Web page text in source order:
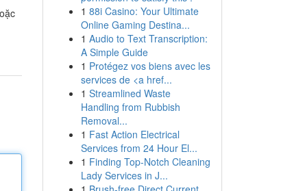
1 88i Casino: Your Ultimate
Online Gaming Destina...
1 Audio to Text Transcription:
A Simple Guide
1 Protégez vos biens avec les
services de <a href...
1 Streamlined Waste
Handling from Rubbish
Removal...
1 Fast Action Electrical
Services from 24 Hour El...
1 Finding Top-Notch Cleaning
Lady Services in J...